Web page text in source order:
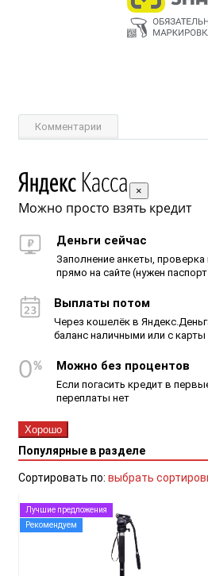
Комментарии
×
Можно просто взять кредит
Деньги сейчас
Заполнение анкеты,
прямо на сайте (нужен
Выплаты потом
Через кошелёк в
баланс наличными или с карты
Можно без процентов
Если погасить кредит в
переплаты нет
Хорошо
Популярные в разделе
Сортировать по: выбрать
Лучшие предложения
Рекомендуем